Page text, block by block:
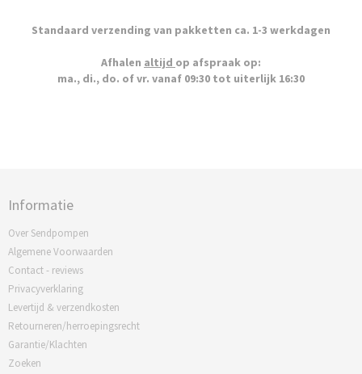
Standaard verzending van pakketten ca. 1-3 werkdagen
Afhalen altijd op afspraak op:
ma., di., do. of vr. vanaf 09:30 tot uiterlijk 16:30
Informatie
Over Sendpompen
Algemene Voorwaarden
Contact - reviews
Privacyverklaring
Levertijd & verzendkosten
Retourneren/herroepingsrecht
Garantie/Klachten
Zoeken